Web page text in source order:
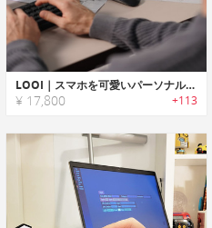
LOOI｜スマホを可愛いパーソナルアシスタントに変身させるロボット
¥ 17,800 +113